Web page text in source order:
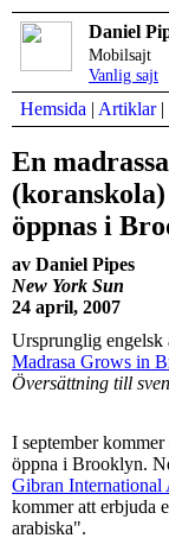
Daniel
Mobilsajt
Vanlig sajt
Hemsida | Artiklar|
En madrassa
(koranskola)
öppnas i
av Daniel Pipes
New York Sun
24 april, 2007
Ursprunglig engelsk
Madrasa Grows in
Översättning till
I september
öppna i Brooklyn.
Gibran International
kommer att erbjuda
arabiska".